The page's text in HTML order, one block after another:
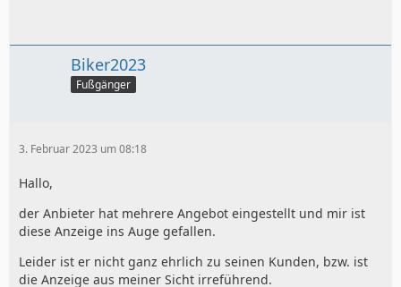
Biker2023
Fußgänger
3. Februar 2023 um 08:18
Hallo,
der Anbieter hat mehrere Angebot eingestellt und mir ist
diese Anzeige ins Auge gefallen.
Leider ist er nicht ganz ehrlich zu seinen Kunden, bzw. ist
die Anzeige aus meiner Sicht irreführend.